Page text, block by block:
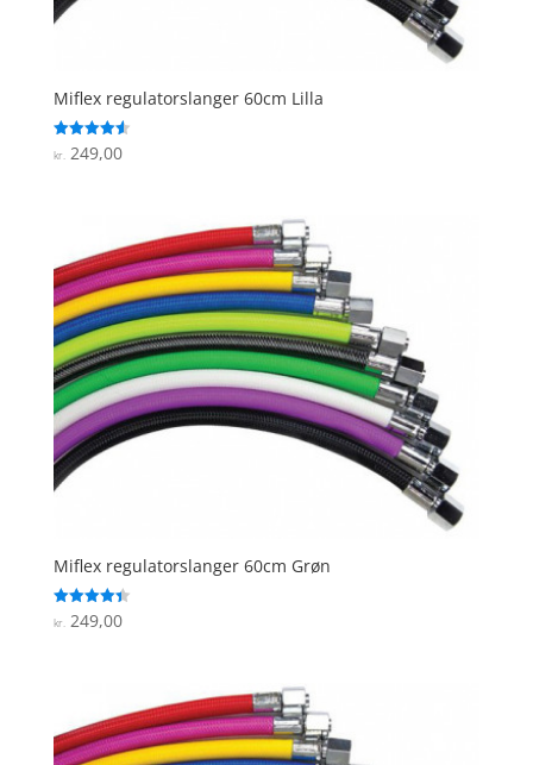
Miflex regulatorslanger 60cm Lilla
Vurderet
4.6
kr.249,00
Miflex regulatorslanger 60cm Grøn
Vurderet
4.4
kr.249,00